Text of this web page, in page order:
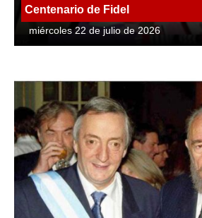
Centenario de Fidel
miércoles 22 de julio de 2026